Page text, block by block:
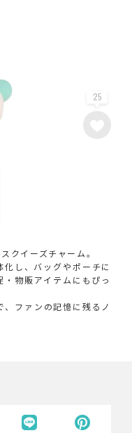
25
クイーズチャーム。
し、バッグやポーチに
物販アイテムにもぴっ
ファンの記憶に残るノ